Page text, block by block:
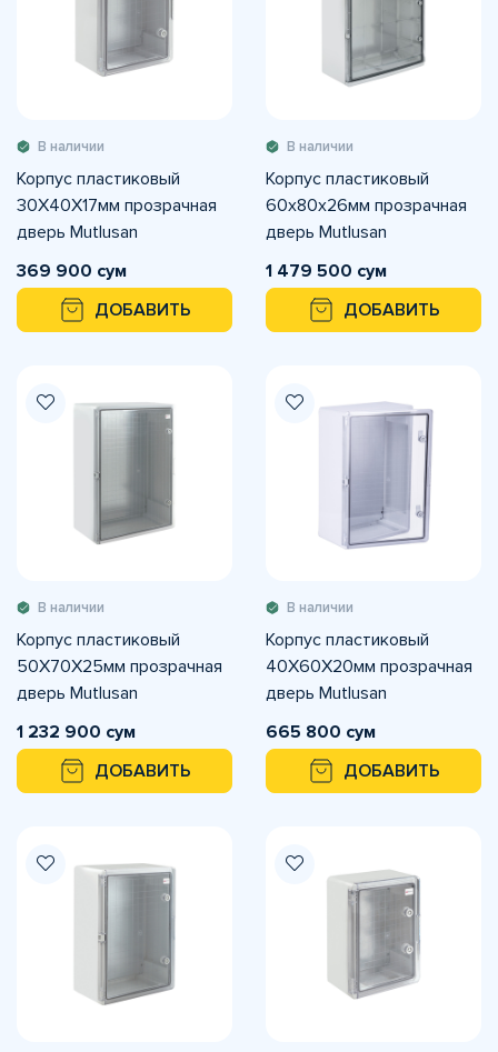
В наличии
Корпус пластиковый
30X40X17мм прозрачная
дверь Mutlusan
369 900 сум
ДОБАВИТЬ
В наличии
Корпус пластиковый
60x80x26мм прозрачная
дверь Mutlusan
1 479 500 сум
ДОБАВИТЬ
В наличии
Корпус пластиковый
50X70X25мм прозрачная
дверь Mutlusan
1 232 900 сум
ДОБАВИТЬ
В наличии
Корпус пластиковый
40X60X20мм прозрачная
дверь Mutlusan
665 800 сум
ДОБАВИТЬ